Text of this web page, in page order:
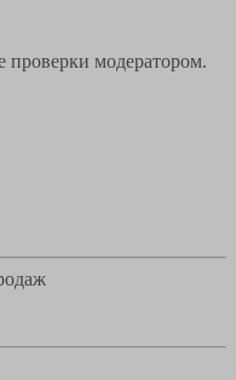
проверки модератором.